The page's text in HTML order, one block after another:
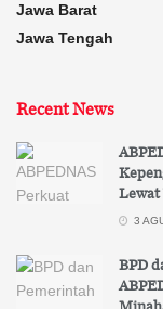
Jawa Barat
Jawa Tengah
Recent News
Lewat
3
BPD